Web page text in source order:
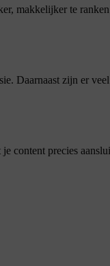
makkelijker te
Daarnaast zijn er
je content precies